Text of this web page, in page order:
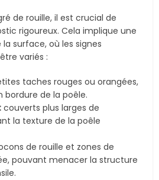
de rouille, il est crucial de
rigoureux. Cela implique une
surface, où les signes
variés :
taches rouges ou orangées,
de la poêle.
couverts plus larges de
la texture de la poêle
de rouille et zones de
pouvant menacer la structure